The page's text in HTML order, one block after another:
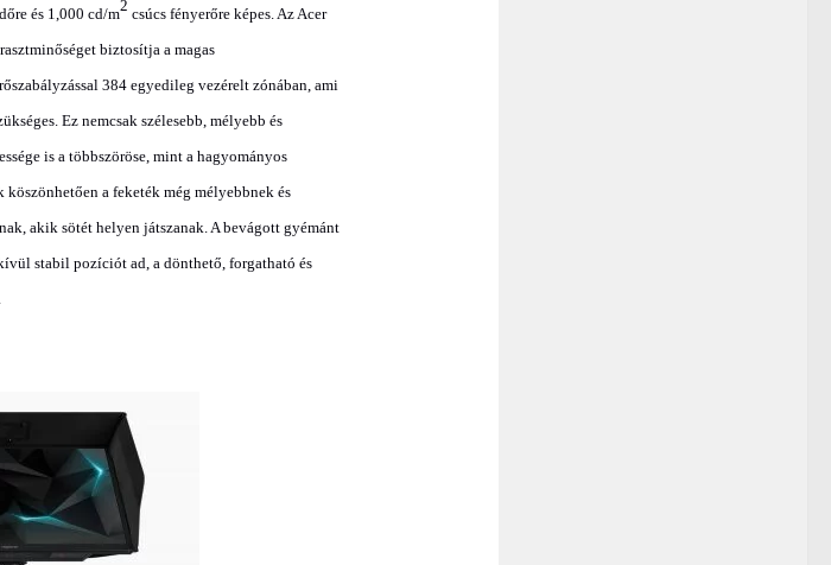
és 1,000 cd/m2 csúcs fényerőre képes. Az Acer
biztosítja a magas
384 egyedileg vezérelt zónában, ami
Ez nemcsak szélesebb, mélyebb és
is a többszöröse, mint a hagyományos
a feketék még mélyebbnek és
akik sötét helyen játszanak. A bevágott gyémánt
stabil pozíciót ad, a dönthető, forgatható és